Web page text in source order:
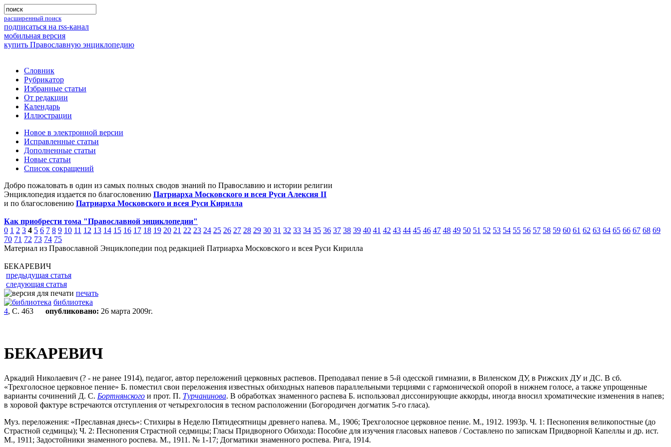
расширенный поиск
подписаться на rss-канал
мобильная версия
купить Православную энциклопедию
Словник
Рубрикатор
Избранные статьи
От редакции
Календарь
Иллюстрации
Новое в электронной версии
Исправленные статьи
Дополненные статьи
Новые статьи
Список сокращений
Добро пожаловать в один из самых полных сводов знаний по Православию и истории религии
Энциклопедия издается по благословению Патриарха Московского и всея Руси Алексия II
и по благословению Патриарха Московского и всея Руси Кирилла
Как приобрести тома "Православной энциклопедии"
0 1 2 3 4 5 6 7 8 9 10 11 12 13 14 15 16 17 18 19 20 21 22 23 24 25 26 27 28 29 30 31 32 33 34 35 36 37 38 39 40 41 42 43 44 45 46 47 48 49 50 51 52 53 54 55 56 57 58 59 60 61 62 63 64 65 66 67 68 69
70 71 72 73 74 75
Материал из Православной Энциклопедии под редакцией Патриарха Московского и всея Руси Кирилла
БЕКАРЕВИЧ
предыдущая статья
следующая статья
печать
библиотека
4, С. 463 опубликовано: 26 марта 2009г.
БЕКАРЕВИЧ
Аркадий Николаевич (? - не ранее 1914), педагог, автор переложений церковных распевов. Преподавал пение в 5-й одесской гимназии, в Виленском ДУ, в Рижских ДУ и ДС. В сб.
«Трехголосное церковное пение» Б. поместил свои переложения известных обиходных напевов параллельными терциями с гармонической опорой в нижнем голосе, а также упрощенные
варианты сочинений Д. С. Бортнянского и прот. П. Турчанинова. В обработках знаменного распева Б. использовал диссонирующие аккорды, иногда вносил хроматические изменения в напев;
в хоровой фактуре встречаются отступления от четырехголосия в тесном расположении (Богородичен догматик 5-го гласа).
Муз. переложения: «Преславная днесь»: Стихиры в Неделю Пятидесятницы древнего напева. М., 1906; Трехголосное церковное пение. М., 1912. 1993р. Ч. 1: Песнопения великопостные (до
Страстной седмицы); Ч. 2: Песнопения Страстной седмицы; Гласы Придворного Обихода: Пособие для изучения гласовых напевов / Составлено по запискам Придворной Капеллы и др. ист.
М., 1911; Задостойники знаменного роспева. М., 1911. № 1-17; Догматики знаменного роспева. Рига, 1914.